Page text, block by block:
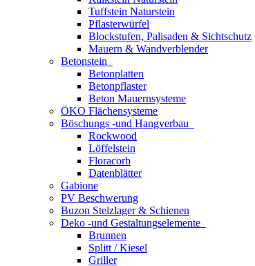
Tuffstein Naturstein
Pflasterwürfel
Blockstufen, Palisaden & Sichtschutz
Mauern & Wandverblender
Betonstein
Betonplatten
Betonpflaster
Beton Mauernsysteme
ÖKO Flächensysteme
Böschungs -und Hangverbau
Rockwood
Löffelstein
Floracorb
Datenblätter
Gabione
PV Beschwerung
Buzon Stelzlager & Schienen
Deko -und Gestaltungselemente
Brunnen
Splitt / Kiesel
Griller